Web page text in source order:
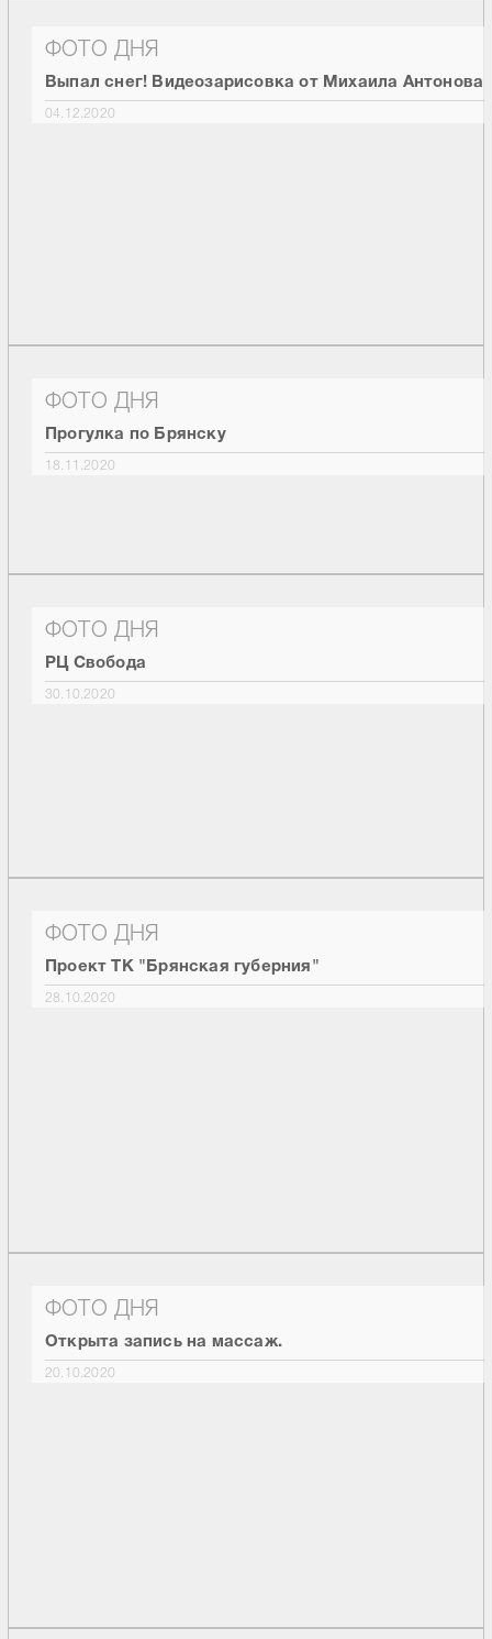
ФОТО ДНЯ
Выпал снег! Видеозарисовка от Михаила Антонова
04.12.2020
ФОТО ДНЯ
Прогулка по Брянску
18.11.2020
ФОТО ДНЯ
РЦ Свобода
30.10.2020
ФОТО ДНЯ
Проект ТК "Брянская губерния"
28.10.2020
ФОТО ДНЯ
Открыта запись на массаж.
20.10.2020